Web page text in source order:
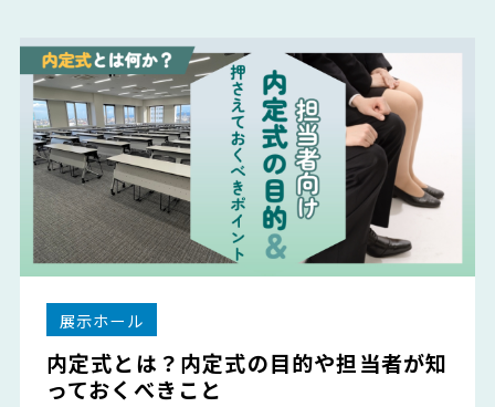
展示ホール
内定式とは？内定式の目的や担当者が知
っておくべきこと